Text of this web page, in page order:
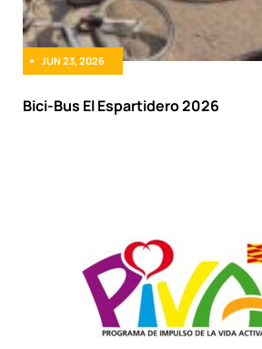
JUN 23, 2026
Bici-Bus El Espartidero 2026